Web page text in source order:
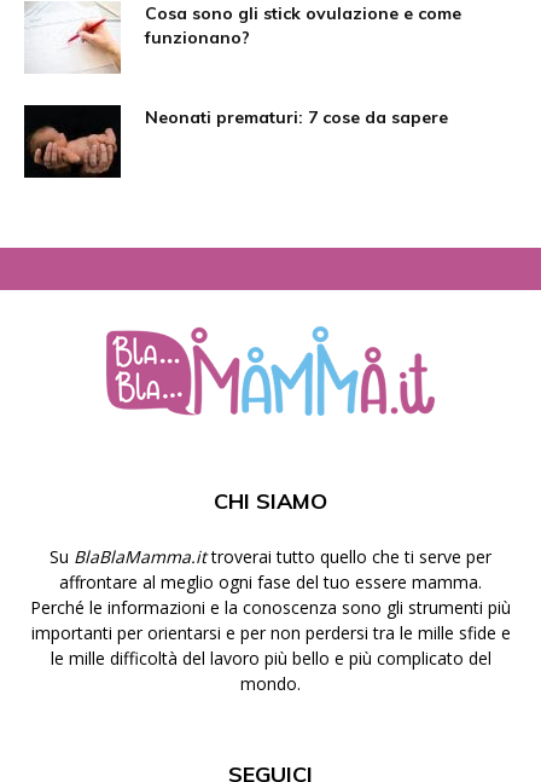
Cosa sono gli stick ovulazione e come
funzionano?
Neonati prematuri: 7 cose da sapere
CHI SIAMO
Su BlaBlaMamma.ittroverai tutto quello che ti serve per
affrontare al meglio ogni fase del tuo essere mamma.
Perché le informazioni e la conoscenza sono gli strumenti più
importanti per orientarsi e per non perdersi tra le mille sfide e
le mille difficoltà del lavoro più bello e più complicato del
mondo.
SEGUICI